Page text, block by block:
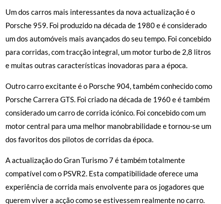
Um dos carros mais interessantes da nova actualização é o
Porsche 959. Foi produzido na década de 1980 e é considerado
um dos automóveis mais avançados do seu tempo. Foi concebido
para corridas, com tracção integral, um motor turbo de 2,8 litros
e muitas outras características inovadoras para a época.
Outro carro excitante é o Porsche 904, também conhecido como
Porsche Carrera GTS. Foi criado na década de 1960 e é também
considerado um carro de corrida icónico. Foi concebido com um
motor central para uma melhor manobrabilidade e tornou-se um
dos favoritos dos pilotos de corridas da época.
A actualização do Gran Turismo 7 é também totalmente
compatível com o PSVR2. Esta compatibilidade oferece uma
experiência de corrida mais envolvente para os jogadores que
querem viver a acção como se estivessem realmente no carro.